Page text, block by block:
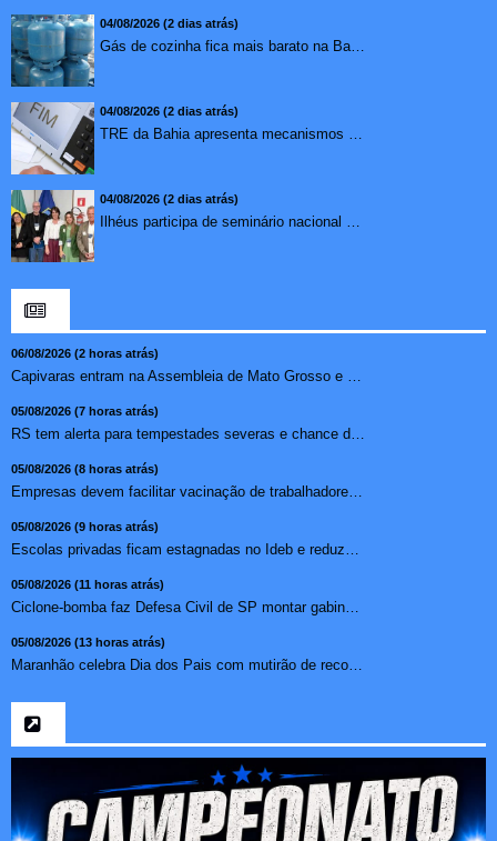
04/08/2026 (2 dias atrás)
Gás de cozinha fica mais barato na Bahia após redução de 7,1%
04/08/2026 (2 dias atrás)
TRE da Bahia apresenta mecanismos de segurança das urnas e nova ordem de votação para eleições
04/08/2026 (2 dias atrás)
Ilhéus participa de seminário nacional sobre turismo sustentável e captação de investimentos
06/08/2026 (2 horas atrás)
Capivaras entram na Assembleia de Mato Grosso e surpreendem...
05/08/2026 (7 horas atrás)
RS tem alerta para tempestades severas e chance de tornado ...
05/08/2026 (8 horas atrás)
Empresas devem facilitar vacinação de trabalhadores contr...
05/08/2026 (9 horas atrás)
Escolas privadas ficam estagnadas no Ideb e reduzem abismo ...
05/08/2026 (11 horas atrás)
Ciclone-bomba faz Defesa Civil de SP montar gabinete de cri...
05/08/2026 (13 horas atrás)
Maranhão celebra Dia dos Pais com mutirão de reconhecimen...